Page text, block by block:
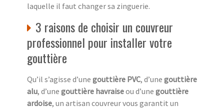
laquelle il faut changer sa zinguerie.
3 raisons de choisir un couvreur
professionnel pour installer votre
gouttière
Qu’il s’agisse d’une gouttière PVC, d’une gouttière
alu, d’une gouttière havraiseou d’une gouttière
ardoise, un artisan couvreur vous garantit un